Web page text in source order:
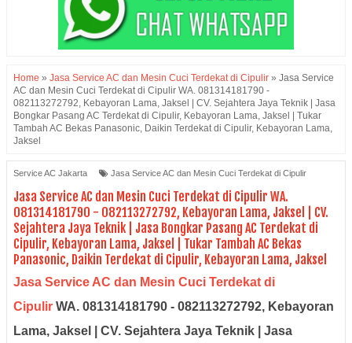
Home » Jasa Service AC dan Mesin Cuci Terdekat di Cipulir » Jasa Service
AC dan Mesin Cuci Terdekat di Cipulir WA. 081314181790 -
082113272792, Kebayoran Lama, Jaksel | CV. Sejahtera Jaya Teknik | Jasa
Bongkar Pasang AC Terdekat di Cipulir, Kebayoran Lama, Jaksel | Tukar
Tambah AC Bekas Panasonic, Daikin Terdekat di Cipulir, Kebayoran Lama,
Jaksel
Service AC Jakarta Jasa Service AC dan Mesin Cuci Terdekat di Cipulir
Jasa Service AC dan Mesin Cuci Terdekat di Cipulir WA.
081314181790 - 082113272792, Kebayoran Lama, Jaksel | CV.
Sejahtera Jaya Teknik | Jasa Bongkar Pasang AC Terdekat di
Cipulir, Kebayoran Lama, Jaksel | Tukar Tambah AC Bekas
Panasonic, Daikin Terdekat di Cipulir, Kebayoran Lama, Jaksel
Jasa Service AC dan Mesin Cuci Terdekat di
Cipulir WA. 081314181790 - 082113272792, Kebayoran
Lama, Jaksel | CV. Sejahtera Jaya Teknik | Jasa